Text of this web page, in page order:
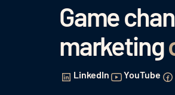
Game
marketing
LinkedIn YouTube